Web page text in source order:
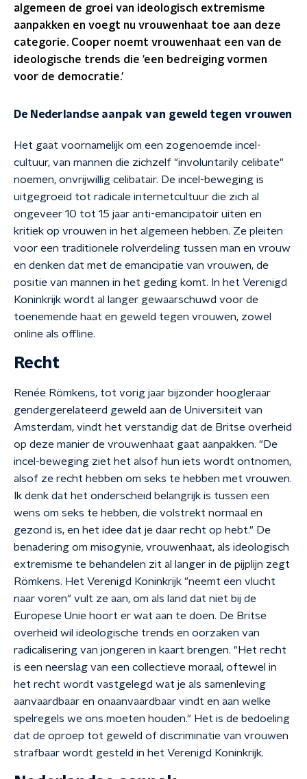
algemeen de groei van ideologisch extremisme
aanpakken en voegt nu vrouwenhaat toe aan deze
categorie. Cooper noemt vrouwenhaat een van de
ideologische trends die 'een bedreiging vormen
voor de democratie.'
De Nederlandse aanpak van geweld tegen vrouwen
Het gaat voornamelijk om een zogenoemde incel-
cultuur, van mannen die zichzelf "involuntarily celibate"
noemen, onvrijwillig celibatair. De incel-beweging is
uitgegroeid tot radicale internetcultuur die zich al
ongeveer 10 tot 15 jaar anti-emancipatoir uiten en
kritiek op vrouwen in het algemeen hebben. Ze pleiten
voor een traditionele rolverdeling tussen man en vrouw
en denken dat met de emancipatie van vrouwen, de
positie van mannen in het geding komt. In het Verenigd
Koninkrijk wordt al langer gewaarschuwd voor de
toenemende haat en geweld tegen vrouwen, zowel
online als offline.
Recht
Renée Römkens, tot vorig jaar bijzonder hoogleraar
gendergerelateerd geweld aan de Universiteit van
Amsterdam, vindt het verstandig dat de Britse overheid
op deze manier de vrouwenhaat gaat aanpakken. "De
incel-beweging ziet het alsof hun iets wordt ontnomen,
alsof ze recht hebben om seks te hebben met vrouwen.
Ik denk dat het onderscheid belangrijk is tussen een
wens om seks te hebben, die volstrekt normaal en
gezond is, en het idee dat je daar recht op hebt." De
benadering om misogynie, vrouwenhaat, als ideologisch
extremisme te behandelen zit al langer in de pijplijn zegt
Römkens. Het Verenigd Koninkrijk "neemt een vlucht
naar voren" vult ze aan, om als land dat niet bij de
Europese Unie hoort er wat aan te doen. De Britse
overheid wil ideologische trends en oorzaken van
radicalisering van jongeren in kaart brengen. "Het recht
is een neerslag van een collectieve moraal, oftewel in
het recht wordt vastgelegd wat je als samenleving
aanvaardbaar en onaanvaardbaar vindt en aan welke
spelregels we ons moeten houden." Het is de bedoeling
dat de oproep tot geweld of discriminatie van vrouwen
strafbaar wordt gesteld in het Verenigd Koninkrijk.